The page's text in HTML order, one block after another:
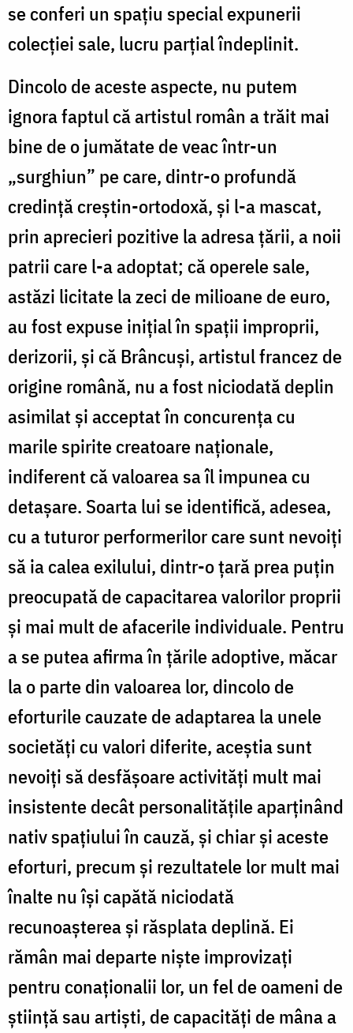
se conferi un spaţiu special expunerii
colecţiei sale, lucru parţial îndeplinit.
Dincolo de aceste aspecte, nu putem
ignora faptul că artistul român a trăit mai
bine de o jumătate de veac într-un
„surghiun” pe care, dintr-o profundă
credinţă creştin-ortodoxă, şi l-a mascat,
prin aprecieri pozitive la adresa ţării, a noii
patrii care l-a adoptat; că operele sale,
astăzi licitate la zeci de milioane de euro,
au fost expuse iniţial în spaţii improprii,
derizorii, şi că Brâncuşi, artistul francez de
origine română, nu a fost niciodată deplin
asimilat şi acceptat în concurenţa cu
marile spirite creatoare naţionale,
indiferent că valoarea sa îl impunea cu
detaşare. Soarta lui se identifică, adesea,
cu a tuturor performerilor care sunt nevoiţi
să ia calea exilului, dintr-o ţară prea puţin
preocupată de capacitarea valorilor proprii
şi mai mult de afacerile individuale. Pentru
a se putea afirma în ţările adoptive, măcar
la o parte din valoarea lor, dincolo de
eforturile cauzate de adaptarea la unele
societăţi cu valori diferite, aceştia sunt
nevoiţi să desfăşoare activităţi mult mai
insistente decât personalităţile aparţinând
nativ spaţiului în cauză, şi chiar şi aceste
eforturi, precum şi rezultatele lor mult mai
înalte nu îşi capătă niciodată
recunoaşterea şi răsplata deplină. Ei
rămân mai departe nişte improvizaţi
pentru conaţionalii lor, un fel de oameni de
ştiinţă sau artişti, de capacităţi de mâna a